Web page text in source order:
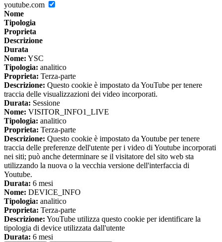
youtube.com
Nome
Tipologia
Proprieta
Descrizione
Durata
Nome: YSC
Tipologia: analitico
Proprieta: Terza-parte
Descrizione: Questo cookie è impostato da YouTube per tenere
traccia delle visualizzazioni dei video incorporati.
Durata: Sessione
Nome: VISITOR_INFO1_LIVE
Tipologia: analitico
Proprieta: Terza-parte
Descrizione: Questo cookie è impostato da Youtube per tenere
traccia delle preferenze dell'utente per i video di Youtube incorporati
nei siti; può anche determinare se il visitatore del sito web sta
utilizzando la nuova o la vecchia versione dell'interfaccia di
Youtube.
Durata: 6 mesi
Nome: DEVICE_INFO
Tipologia: analitico
Proprieta: Terza-parte
Descrizione: YouTube utilizza questo cookie per identificare la
tipologia di device utilizzata dall'utente
Durata: 6 mesi